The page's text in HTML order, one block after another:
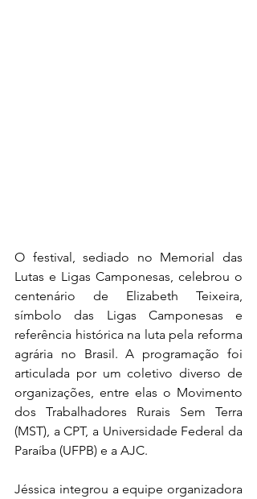
O festival, sediado no Memorial das
Lutas e Ligas Camponesas, celebrou o
centenário de Elizabeth Teixeira,
símbolo das Ligas Camponesas e
referência histórica na luta pela reforma
agrária no Brasil. A programação foi
articulada por um coletivo diverso de
organizações, entre elas o Movimento
dos Trabalhadores Rurais Sem Terra
(MST), a CPT, a Universidade Federal da
Paraíba (UFPB) e a AJC.
Jéssica integrou a equipe organizadora